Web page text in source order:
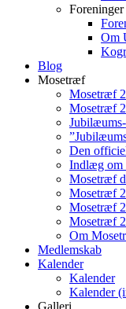
Om
Blog
Mosetræf
Mosetræf
Mosetræf
Den
Indlæg om
Mosetræf
Mosetræf
Mosetræf
Mosetræf
Om
Medlemskab
Kalender
Kalender
Kalender
Galleri